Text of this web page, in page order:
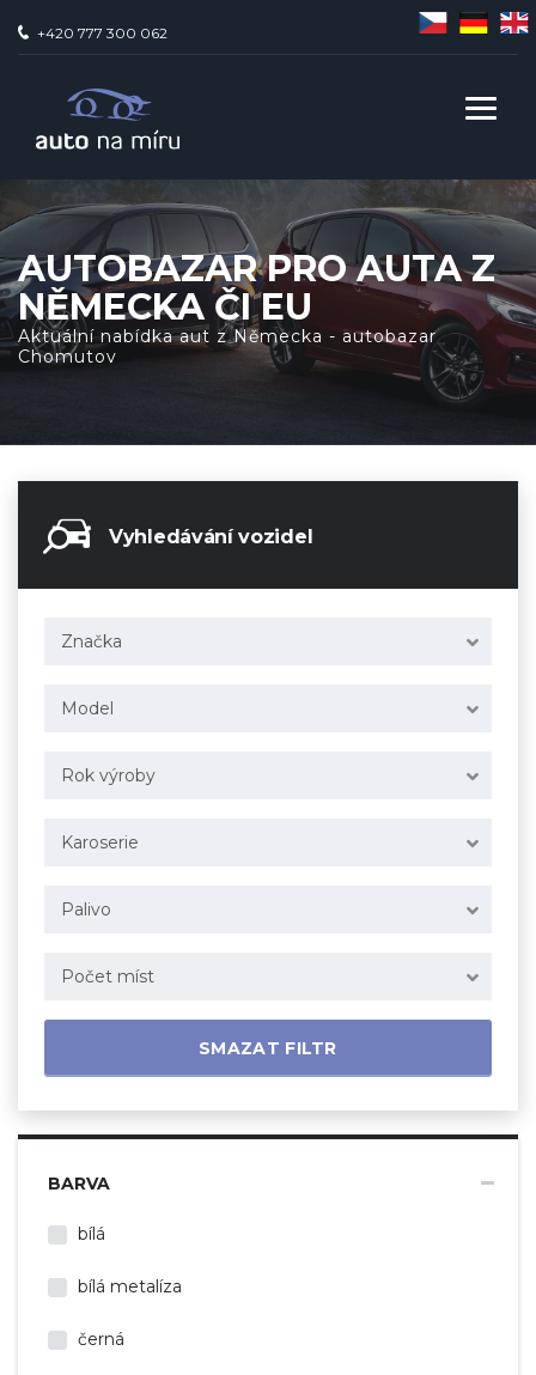
+420 777 300 062
AUTOBAZAR PRO AUTA Z
NĚMECKA ČI EU
Aktuální nabídka aut z Německa - autobazar
Chomutov
Vyhledávání vozidel
Značka
Model
Rok výroby
Karoserie
Palivo
Počet míst
SMAZAT FILTR
BARVA
bílá
bílá metalíza
černá